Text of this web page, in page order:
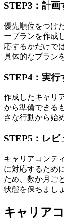
STEP3：計画
優先順位をつけ
ープランを作成
応するかだけで
具体的なプラン
STEP4：実行
作成したキャリ
から準備できる
さな行動から始
STEP5：レビ
キャリアコンテ
に対応するため
ため、数か月ご
状態を保ちまし
キャリア